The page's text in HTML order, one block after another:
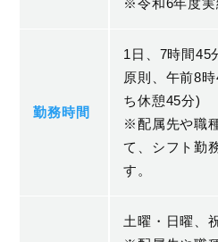
※令和6年度実
勤務時間
1日、7時間45
原則、午前8
ち休憩45分)
※配属先や職
て、シフト勤
す。
土曜・日曜、